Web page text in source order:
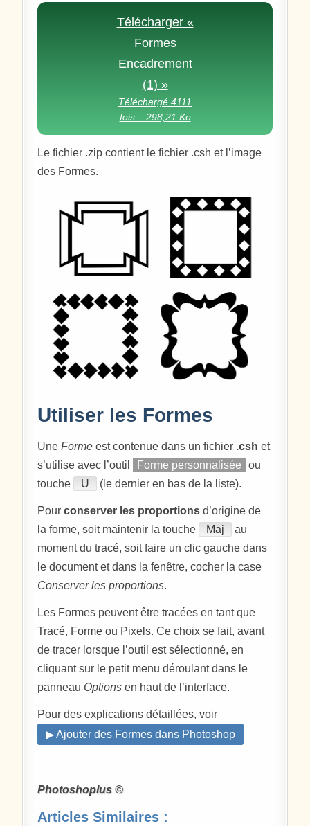
Télécharger «
Formes
Encadrement
(1) »
Téléchargé 4111
fois – 298,21 Ko
Le fichier .zip contient le fichier .csh et l’image
des Formes.
Utiliser les Formes
UneForme est contenue dans un fichier .csh et
s’utilise avec l’outil
Forme personnalisée
ou
touche
U (le dernier en bas de la liste).
Pourconserver les proportions d’origine de
la forme, soit maintenir la touche
Maj
au
moment du tracé, soit faire un clic gauche dans
le document et dans la fenêtre, cocher la case
Conserver les proportions.
Les Formes peuvent être tracées en tant que
Tracé, Forme ou Pixels. Ce choix se fait, avant
de tracer lorsque l’outil est sélectionné, en
cliquant sur le petit menu déroulant dans le
panneau Options en haut de l’interface.
Pour des explications détaillées, voir
▶ Ajouter des Formes dans Photoshop
Photoshoplus ©
Articles Similaires :